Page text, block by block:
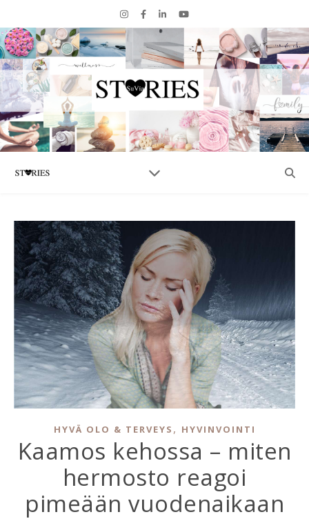
HYVÄ OLO & TERVEYS , HYVINVOINTI
Kaamos kehossa – miten
hermosto reagoi
pimeään vuodenaikaan